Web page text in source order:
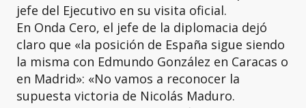
jefe del Ejecutivo en su visita oficial.
En Onda Cero, el jefe de la diplomacia dejó
claro que «la posición de España sigue siendo
la misma con Edmundo González en Caracas o
en Madrid»: «No vamos a reconocer la
supuesta victoria de Nicolás Maduro.